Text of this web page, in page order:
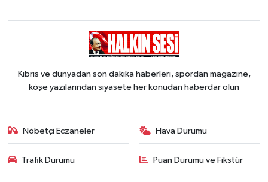
Kıbrıs ve dünyadan son dakika haberleri, spordan magazine,
köşe yazılarından siyasete her konudan haberdar olun
Nöbetçi Eczaneler Hava Durumu
Trafik Durumu Puan Durumu ve Fikstür